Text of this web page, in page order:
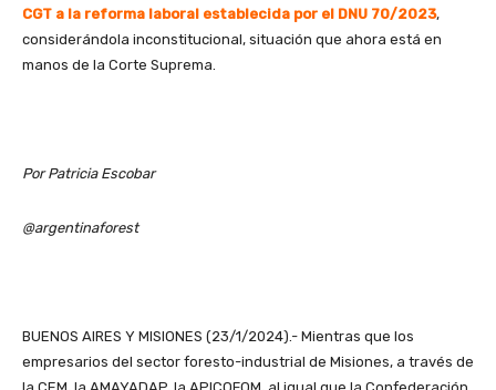
CGT a la reforma laboral establecida por el DNU 70/2023,
considerándola inconstitucional, situación que ahora está en
manos de la Corte Suprema.
Por Patricia Escobar
@argentinaforest
BUENOS AIRES Y MISIONES (23/1/2024).- Mientras que los
empresarios del sector foresto-industrial de Misiones, a través de